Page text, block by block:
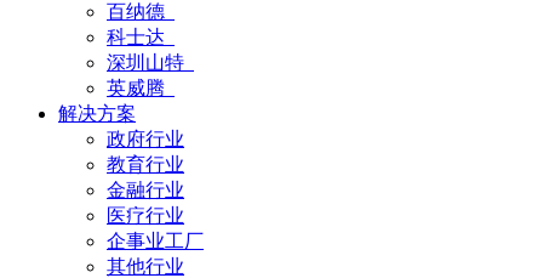
百纳德
科士达
深圳山特
英威腾
解决方案
政府行业
教育行业
金融行业
医疗行业
企事业工厂
其他行业